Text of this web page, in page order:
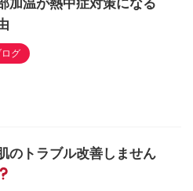
ログ
のトラブル改善しません